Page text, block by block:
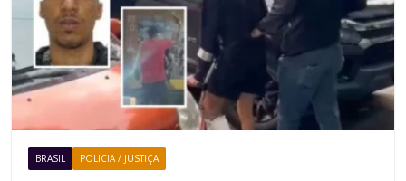
BRASIL POLICIA / JUSTIÇA